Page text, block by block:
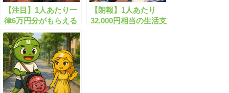
【注目】1人あたり一
律6万円分がもらえる
規格外の給付金とは？
【朗報】1人あたり
32,000円相当の生活支